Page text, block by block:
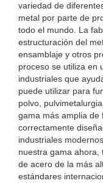
variedad de
metal por parte de
todo el mundo. La
estructuración del
ensamblaje y otros
proceso se utiliza en
industriales que
puede utilizar para
polvo,
gama más amplia de
correctamente
industriales
nuestra gama ahora,
de acero de la más
estándares